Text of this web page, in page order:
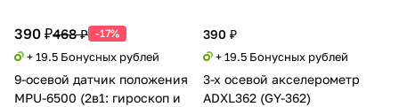
390 ₽468 ₽ -17%
+ 19.5 Бонусных рублей
9-осевой датчик положения
MPU-6500 (2в1: гироскоп и
390 ₽
+ 19.5 Бонусных рублей
3-х осевой акселерометр
ADXL362 (GY-362)